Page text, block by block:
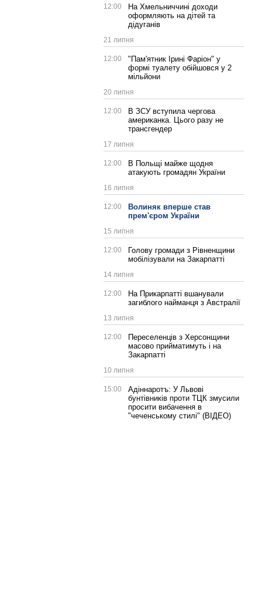
12:00
На Хмельниччині доходи
оформляють на дітей та
дідуганів
21 липня
12:00
"Пам'ятник Ірині Фаріон" у
формі туалету обійшовся у 2
мільйони
20 липня
12:00
В ЗСУ вступила чергова
американка. Цього разу не
трансгендер
17 липня
12:00
В Польщі майже щодня
атакують громадян України
16 липня
12:00
Волиняк вперше став
прем'єром України
15 липня
12:00
Голову громади з Рівненщини
мобілізували на Закарпатті
14 липня
12:00
На Прикарпатті вшанували
загиблого найманця з Австралії
13 липня
12:00
Переселенців з Херсонщини
масово прийматимуть і на
Закарпатті
10 липня
15:00
Адіннаротъ: У Львові
бунтівників проти ТЦК змусили
просити вибачення в
"чеченському стилі" (ВІДЕО)